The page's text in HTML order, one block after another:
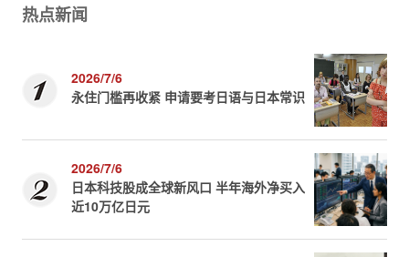
热点新闻
2026/7/6
永住门槛再收紧 申请要考日语与日本常识
2026/7/6
日本科技股成全球新风口 半年海外净买入
近10万亿日元